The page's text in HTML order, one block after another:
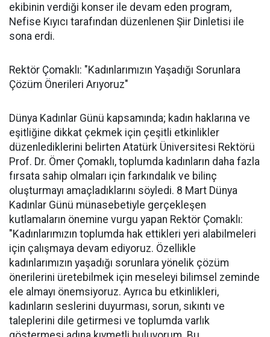
ekibinin verdiği konser ile devam eden program,
Nefise Kıyıcı tarafından düzenlenen Şiir Dinletisi ile
sona erdi.
Rektör Çomaklı: "Kadınlarımızın Yaşadığı Sorunlara
Çözüm Önerileri Arıyoruz"
Dünya Kadınlar Günü kapsamında; kadın haklarına ve
eşitliğine dikkat çekmek için çeşitli etkinlikler
düzenlediklerini belirten Atatürk Üniversitesi Rektörü
Prof. Dr. Ömer Çomaklı, toplumda kadınların daha fazla
fırsata sahip olmaları için farkındalık ve bilinç
oluşturmayı amaçladıklarını söyledi. 8 Mart Dünya
Kadınlar Günü münasebetiyle gerçekleşen
kutlamaların önemine vurgu yapan Rektör Çomaklı:
"Kadınlarımızın toplumda hak ettikleri yeri alabilmeleri
için çalışmaya devam ediyoruz. Özellikle
kadınlarımızın yaşadığı sorunlara yönelik çözüm
önerilerini üretebilmek için meseleyi bilimsel zeminde
ele almayı önemsiyoruz. Ayrıca bu etkinlikleri,
kadınların seslerini duyurması, sorun, sıkıntı ve
taleplerini dile getirmesi ve toplumda varlık